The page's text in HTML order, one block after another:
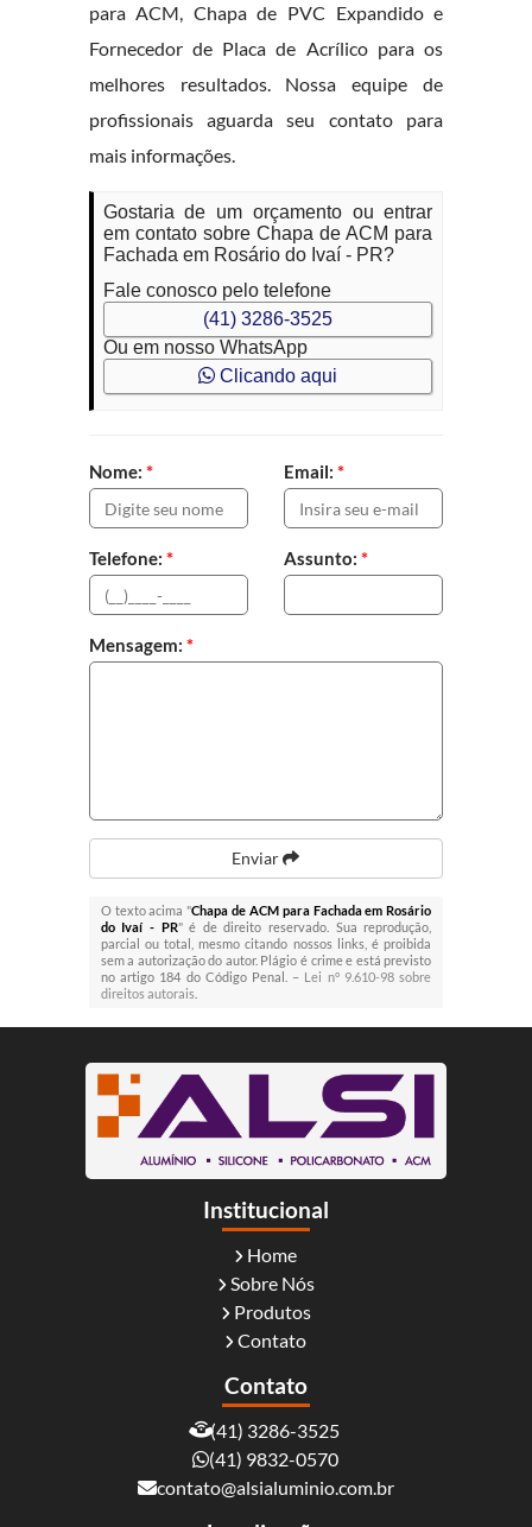
para ACM, Chapa de PVC Expandido e
Fornecedor de Placa de Acrílico para os
melhores resultados. Nossa equipe de
profissionais aguarda seu contato para
mais informações.
Gostaria de um orçamento ou entrar
em contato sobre Chapa de ACM para
Fachada em Rosário do Ivaí - PR?
Fale conosco pelo telefone
(41) 3286-3525
Ou em nosso WhatsApp
Clicando aqui
Nome: * Email: *
Telefone: * Assunto: *
Mensagem: *
Enviar
O texto acima "Chapa de ACM para Fachada em Rosário
do Ivaí - PR" é de direito reservado. Sua reprodução,
parcial ou total, mesmo citando nossos links, é proibida
sem a autorização do autor. Plágio é crime e está previsto
no artigo 184 do Código Penal. – Lei n° 9.610-98 sobre
direitos autorais.
Institucional
Home
Sobre Nós
Produtos
Contato
Contato
(41) 3286-3525
(41) 9832-0570
contato@alsialuminio.com.br